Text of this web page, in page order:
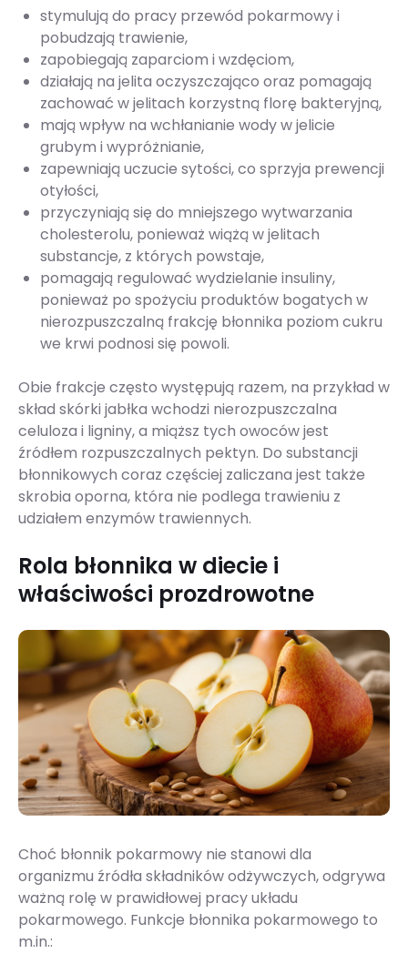
stymulują do pracy przewód pokarmowy i
pobudzają trawienie,
zapobiegają zaparciom i wzdęciom,
działają na jelita oczyszczająco oraz pomagają
zachować w jelitach korzystną florę bakteryjną,
mają wpływ na wchłanianie wody w jelicie
grubym i wypróżnianie,
zapewniają uczucie sytości, co sprzyja prewencji
otyłości,
przyczyniają się do mniejszego wytwarzania
cholesterolu, ponieważ wiążą w jelitach
substancje, z których powstaje,
pomagają regulować wydzielanie insuliny,
ponieważ po spożyciu produktów bogatych w
nierozpuszczalną frakcję błonnika poziom cukru
we krwi podnosi się powoli.
Obie frakcje często występują razem, na przykład w
skład skórki jabłka wchodzi nierozpuszczalna
celuloza i ligniny, a miąższ tych owoców jest
źródłem rozpuszczalnych pektyn. Do substancji
błonnikowych coraz częściej zaliczana jest także
skrobia oporna, która nie podlega trawieniu z
udziałem enzymów trawiennych.
Rola błonnika w diecie i
właściwości prozdrowotne
Choć błonnik pokarmowy nie stanowi dla
organizmu źródła składników odżywczych, odgrywa
ważną rolę w prawidłowej pracy układu
pokarmowego. Funkcje błonnika pokarmowego to
m.in.: